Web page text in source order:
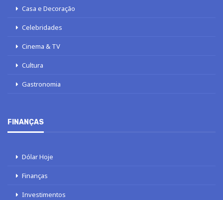
Casa e Decoração
Celebridades
Cinema & TV
Cultura
Gastronomia
FINANÇAS
Dólar Hoje
Finanças
Investimentos